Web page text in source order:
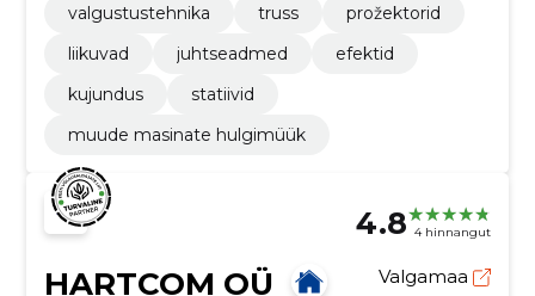
valgustustehnika
truss
prožektorid
liikuvad
juhtseadmed
efektid
kujundus
statiivid
muude masinate hulgimüük
4.8 4 hinnangut
HARTCOM OÜ Valgamaa